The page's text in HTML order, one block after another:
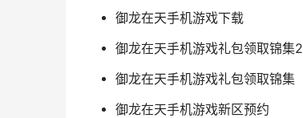
御龙在天手机游戏下载
御龙在天手机游戏礼包领取锦集
御龙在天手机游戏礼包领取锦集
御龙在天手机游戏新区预约